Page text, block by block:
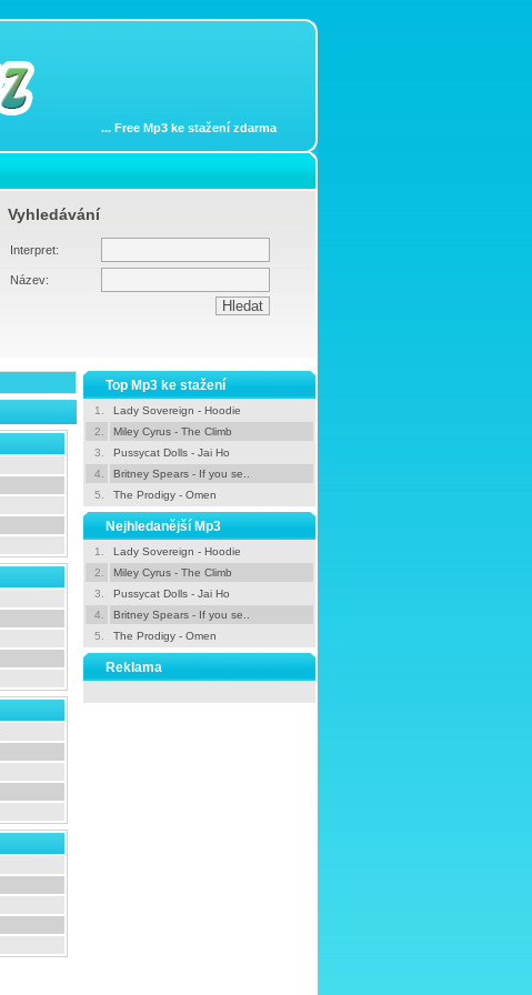
... Free Mp3 ke stažení zdarma
Vyhledávání
Interpret:
Název:
Top Mp3 ke stažení
1.
Lady Sovereign - Hoodie
2.
Miley Cyrus - The Climb
3.
Pussycat Dolls - Jai Ho
4.
Britney Spears - If you se..
5.
The Prodigy - Omen
Nejhledanější Mp3
1.
Lady Sovereign - Hoodie
2.
Miley Cyrus - The Climb
3.
Pussycat Dolls - Jai Ho
4.
Britney Spears - If you se..
5.
The Prodigy - Omen
Reklama